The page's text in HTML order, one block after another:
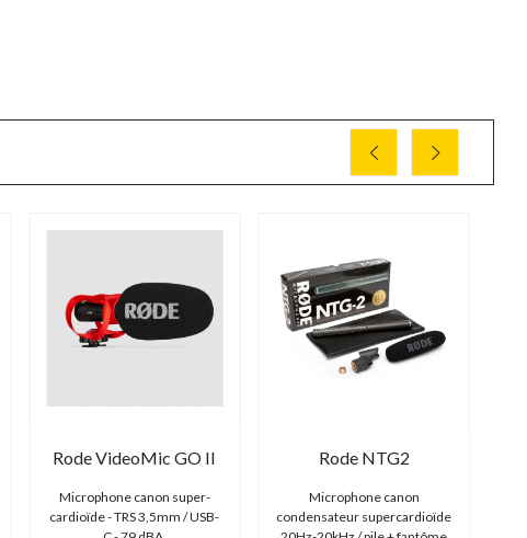
Rode VideoMic GO II
Microphone canon super-
cardioïde - TRS 3,5mm / USB-
Rode NTG2
Microphone canon
condensateur supercardioïde